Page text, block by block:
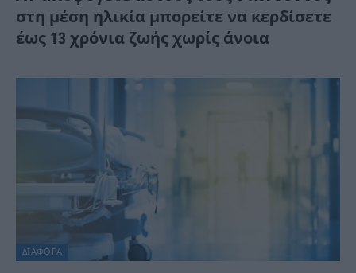
στη μέση ηλικία μπορείτε να κερδίσετε
έως 13 χρόνια ζωής χωρίς άνοια
ΔΙΆΦΟΡΑ